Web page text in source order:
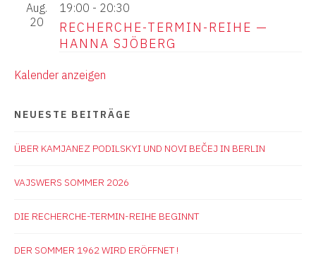
Aug.
20
19:00 - 20:30
RECHERCHE-TERMIN-REIHE —
HANNA SJÖBERG
Kalender anzeigen
NEUESTE BEITRÄGE
ÜBER KAMJANEZ PODILSKYI UND NOVI BEČEJ IN BERLIN
VAJSWERS SOMMER 2026
DIE RECHERCHE-TERMIN-REIHE BEGINNT
DER SOMMER 1962 WIRD ERÖFFNET !